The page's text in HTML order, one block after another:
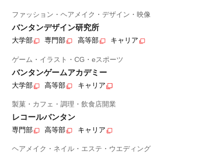
ファッション・ヘアメイク・デザイン・映像
バンタンデザイン研究所
大学部 専門部 高等部 キャリア
ゲーム・イラスト・CG・eスポーツ
バンタンゲームアカデミー
大学部 高等部 キャリア
製菓・カフェ・調理・飲食店開業
レコールバンタン
専門部 高等部 キャリア
ヘアメイク・ネイル・エステ・ウエディング